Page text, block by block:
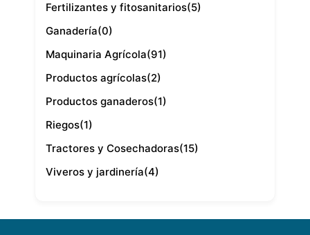
Fertilizantes y fitosanitarios(5)
Ganadería(0)
Maquinaria Agrícola(91)
Productos agrícolas(2)
Productos ganaderos(1)
Riegos(1)
Tractores y Cosechadoras(15)
Viveros y jardinería(4)